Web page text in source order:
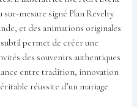
sur-mesure signé Plan Revelry
et des animations originales
permet de créer une
des souvenirs authentiques
entre tradition, innovation
réussite d’un mariage